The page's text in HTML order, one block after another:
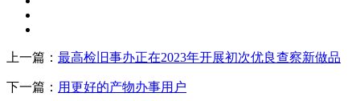
上一篇： 最高检旧事办正在2023年开展初次优良查察新做品
下一篇： 用更好的产物办事用户